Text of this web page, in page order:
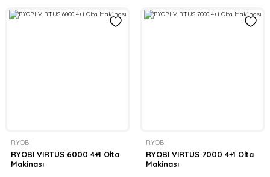
RYOBİ
RYOBI VIRTUS 6000 4+1 Olta
Makinası
RYOBİ
RYOBI VIRTUS 7000 4+1 Olta
Makinası